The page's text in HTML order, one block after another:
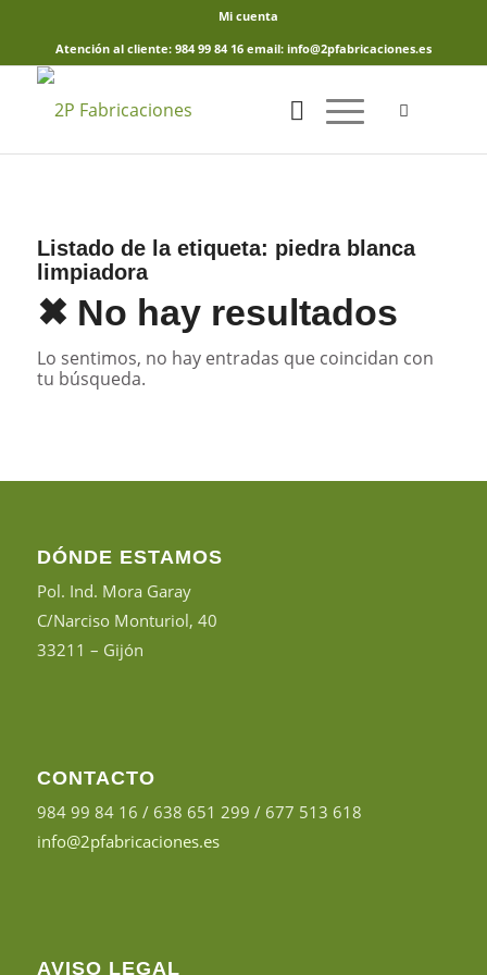
Mi cuenta
Atención al cliente: 984 99 84 16 email: info@2pfabricaciones.es
Listado de la etiqueta: piedra blanca
limpiadora
✖ No hay resultados
Lo sentimos, no hay entradas que coincidan con
tu búsqueda.
DÓNDE ESTAMOS
Pol. Ind. Mora Garay
C/Narciso Monturiol, 40
33211 – Gijón
CONTACTO
984 99 84 16 / 638 651 299 / 677 513 618
info@2pfabricaciones.es
AVISO LEGAL